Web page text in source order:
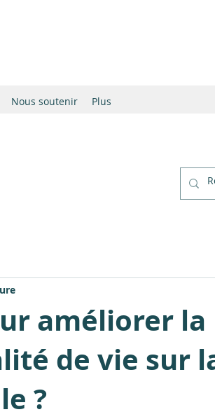
Nous soutenir Plus
améliorer la
de vie sur
?